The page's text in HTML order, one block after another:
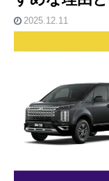
2025.12.11